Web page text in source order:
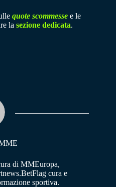
quote scommesse e le
la sezione dedicata.
di MMEuropa,
cura e
sportiva.